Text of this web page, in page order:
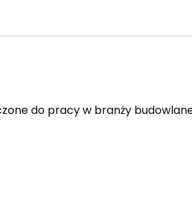
do pracy w branży